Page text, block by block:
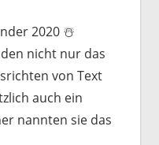
2020 ☃️️
nicht nur das
von Text
auch ein
nannten sie das